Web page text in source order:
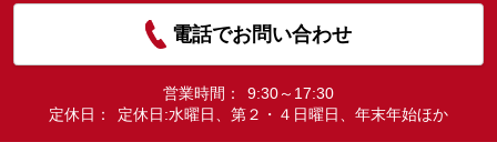
電話でお問い合わせ
営業時間：
9:30～17:30
定休日：
定休日:水曜日、第２・４日曜日、年末年始ほか